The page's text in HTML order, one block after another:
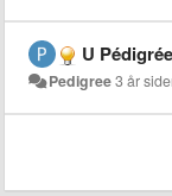
U Pédigrée
Pedigree3 år